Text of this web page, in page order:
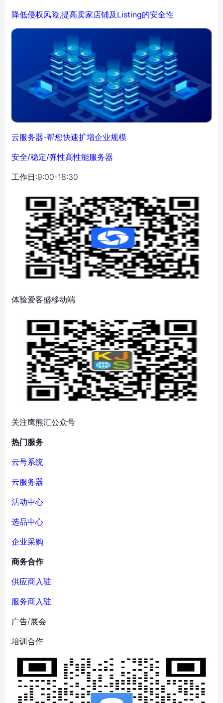
降低侵权风险,提高卖家店铺及Listing的安全性
云服务器-帮您快速扩增企业规模
安全/稳定/弹性高性能服务器
工作日:9:00-18:30
体验爱客盛移动端
关注鹰熊汇公众号
热门服务
云号系统
云服务器
活动中心
选品中心
企业采购
商务合作
供应商入驻
服务商入驻
广告/展会
培训合作